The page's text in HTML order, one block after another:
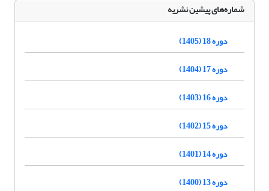
شماره‌های پیشین نشریه
دوره 18 (1405)
دوره 17 (1404)
دوره 16 (1403)
دوره 15 (1402)
دوره 14 (1401)
دوره 13 (1400)